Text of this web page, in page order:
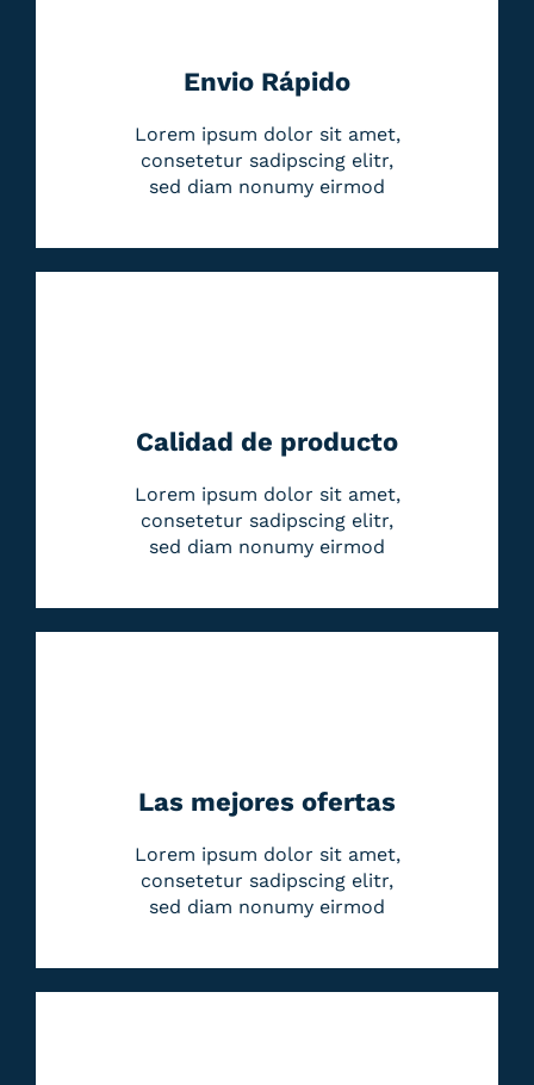
Envio Rápido
Lorem ipsum dolor sit amet,
consetetur sadipscing elitr,
sed diam nonumy eirmod
Calidad de producto
Lorem ipsum dolor sit amet,
consetetur sadipscing elitr,
sed diam nonumy eirmod
Las mejores ofertas
Lorem ipsum dolor sit amet,
consetetur sadipscing elitr,
sed diam nonumy eirmod